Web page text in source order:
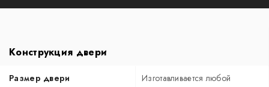
Конструкция двери
Размер двери Изготавливается любой